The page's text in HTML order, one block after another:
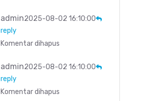
admin2025-08-02 16:10:00
reply
Komentar dihapus
admin2025-08-02 16:10:00
reply
Komentar dihapus